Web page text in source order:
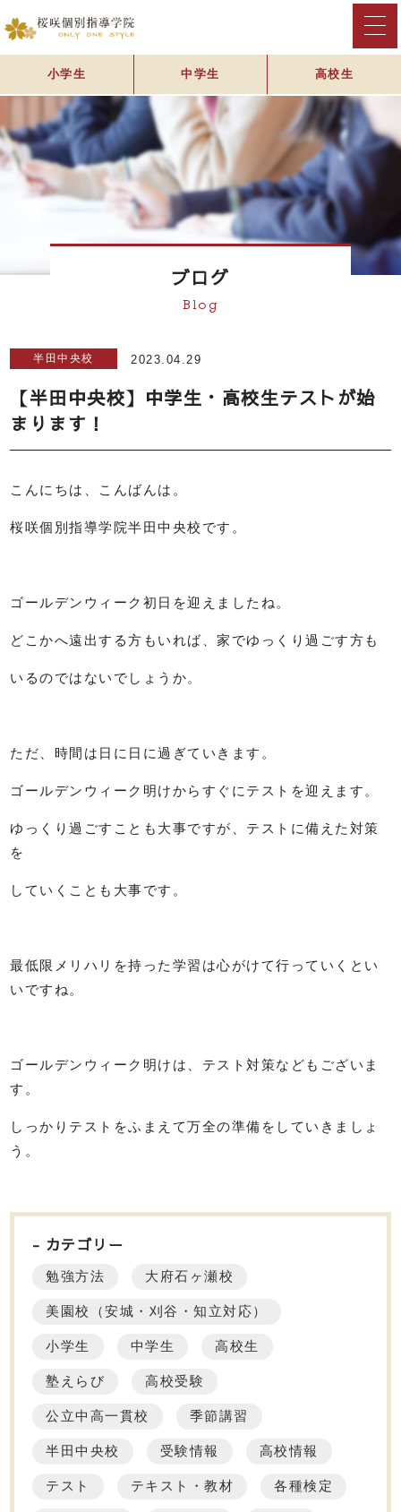
小学生 中学生 高校生
ブログ
Blog
半田中央校 2023.04.29
【半田中央校】中学生・高校生テストが始
まります！
こんにちは、こんばんは。
桜咲個別指導学院半田中央校です。
ゴールデンウィーク初日を迎えましたね。
どこかへ遠出する方もいれば、家でゆっくり過ごす方も
いるのではないでしょうか。
ただ、時間は日に日に過ぎていきます。
ゴールデンウィーク明けからすぐにテストを迎えます。
ゆっくり過ごすことも大事ですが、テストに備えた対策
を
していくことも大事です。
最低限メリハリを持った学習は心がけて行っていくとい
いですね。
ゴールデンウィーク明けは、テスト対策などもございま
す。
しっかりテストをふまえて万全の準備をしていきましょ
う。
カテゴリー
勉強方法 大府石ヶ瀬校
美園校（安城・刈谷・知立対応）
小学生 中学生 高校生
塾えらび 高校受験
公立中高一貫校 季節講習
半田中央校 受験情報 高校情報
テスト テキスト・教材 各種検定